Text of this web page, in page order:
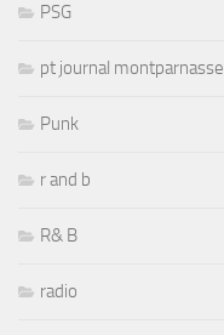
PSG
pt journal montparnasse
Punk
r and b
R& B
radio